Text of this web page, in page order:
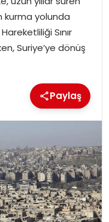
kurma yolunda
Sınır
Suriye’ye dönüş
Paylaş